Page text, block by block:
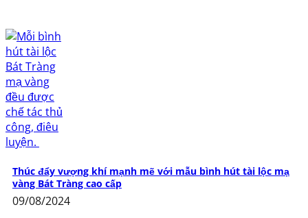
Thúc đẩy vượng khí mạnh mẽ với mẫu bình hút tài lộc mạ
vàng Bát Tràng cao cấp
09/08/2024